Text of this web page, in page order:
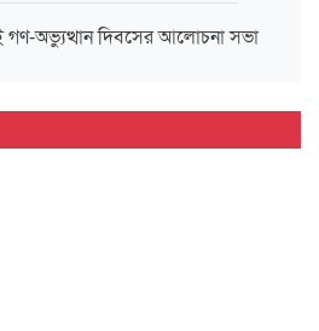
গণ-অভ্যুত্থান দিবসের আলোচনা সভা
উপলক্ষে পরিবারের